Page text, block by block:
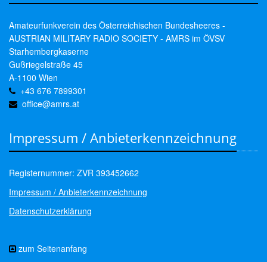
Amateurfunkverein des Österreichischen Bundesheeres -
AUSTRIAN MILITARY RADIO SOCIETY - AMRS im ÖVSV
Starhembergkaserne
Gußriegelstraße 45
A-1100 Wien
+43 676 7899301
office@amrs.at
Impressum / Anbieterkennzeichnung
Registernummer: ZVR 393452662
Impressum / Anbieterkennzeichnung
Datenschutzerklärung
zum Seitenanfang